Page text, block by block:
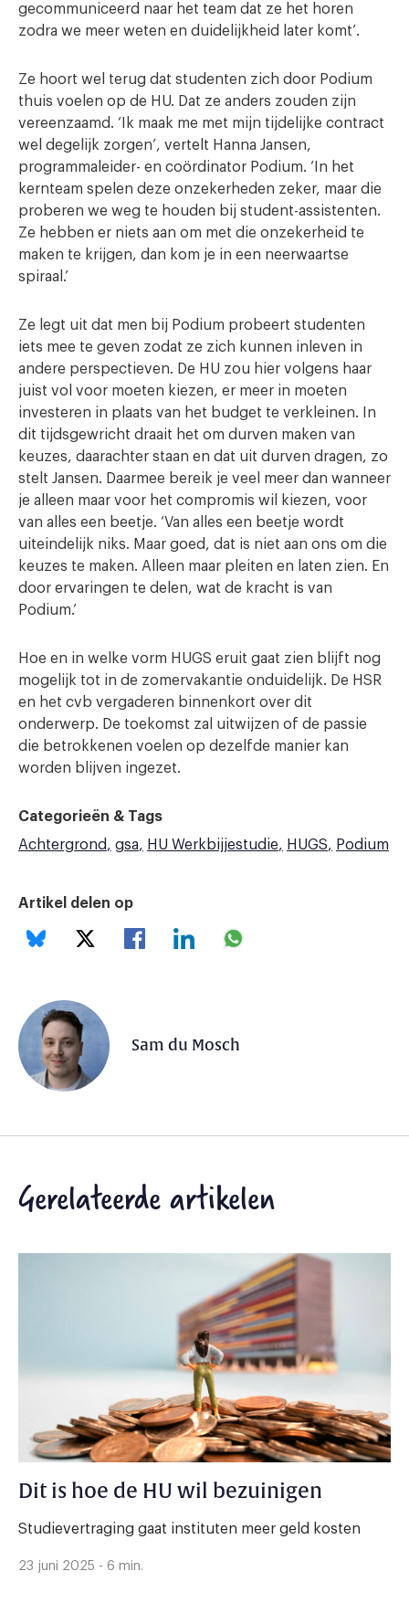
gecommuniceerd naar het team dat ze het horen
zodra we meer weten en duidelijkheid later komt’.
Ze hoort wel terug dat studenten zich door Podium
thuis voelen op de HU. Dat ze anders zouden zijn
vereenzaamd. ‘Ik maak me met mijn tijdelijke contract
wel degelijk zorgen’, vertelt Hanna Jansen,
programmaleider- en coördinator Podium. ‘In het
kernteam spelen deze onzekerheden zeker, maar die
proberen we weg te houden bij student-assistenten.
Ze hebben er niets aan om met die onzekerheid te
maken te krijgen, dan kom je in een neerwaartse
spiraal.’
Ze legt uit dat men bij Podium probeert studenten
iets mee te geven zodat ze zich kunnen inleven in
andere perspectieven. De HU zou hier volgens haar
juist vol voor moeten kiezen, er meer in moeten
investeren in plaats van het budget te verkleinen. In
dit tijdsgewricht draait het om durven maken van
keuzes, daarachter staan en dat uit durven dragen, zo
stelt Jansen. Daarmee bereik je veel meer dan wanneer
je alleen maar voor het compromis wil kiezen, voor
van alles een beetje. ‘Van alles een beetje wordt
uiteindelijk niks. Maar goed, dat is niet aan ons om die
keuzes te maken. Alleen maar pleiten en laten zien. En
door ervaringen te delen, wat de kracht is van
Podium.’
Hoe en in welke vorm HUGS eruit gaat zien blijft nog
mogelijk tot in de zomervakantie onduidelijk. De HSR
en het cvb vergaderen binnenkort over dit
onderwerp. De toekomst zal uitwijzen of de passie
die betrokkenen voelen op dezelfde manier kan
worden blijven ingezet.
Categorieën & Tags
Achtergrond
gsa HU Werkbijjestudie HUGS Podium
Artikel delen op
Sam du Mosch
Gerelateerde artikelen
Dit is hoe de HU wil bezuinigen
Studievertraging gaat instituten meer geld kosten
23 juni 2025 - 6 min.